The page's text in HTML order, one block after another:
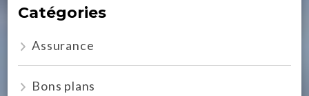
Catégories
Assurance
Bons plans